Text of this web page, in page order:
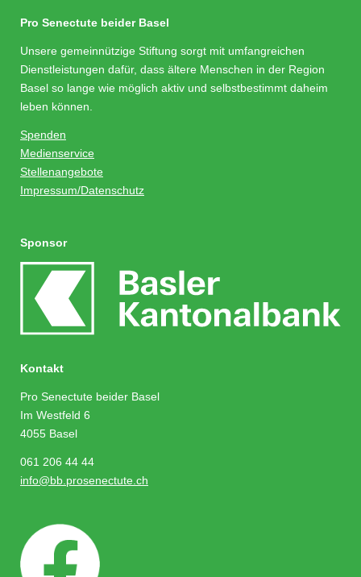
Pro Senectute beider Basel
Unsere gemeinnützige Stiftung sorgt mit umfangreichen
Dienstleistungen dafür, dass ältere Menschen in der Region
Basel so lange wie möglich aktiv und selbstbestimmt daheim
leben können.
Spenden
Medienservice
Stellenangebote
Impressum/Datenschutz
Sponsor
Kontakt
Pro Senectute beider Basel
Im Westfeld 6
4055 Basel
061 206 44 44
info@bb.prosenectute.ch